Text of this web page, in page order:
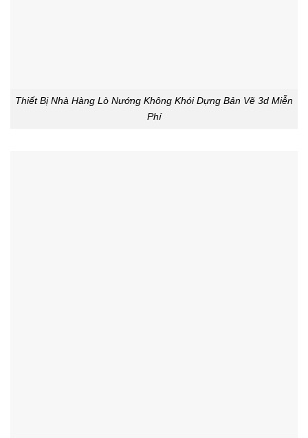
Thiết Bị Nhà Hàng Lò Nướng Không Khói Dựng Bản Vẽ 3d Miễn
Phí